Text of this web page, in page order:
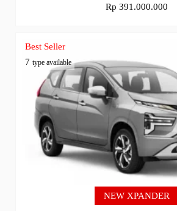
Rp 391.000.000
Best Seller
7 type available
NEW XPANDER